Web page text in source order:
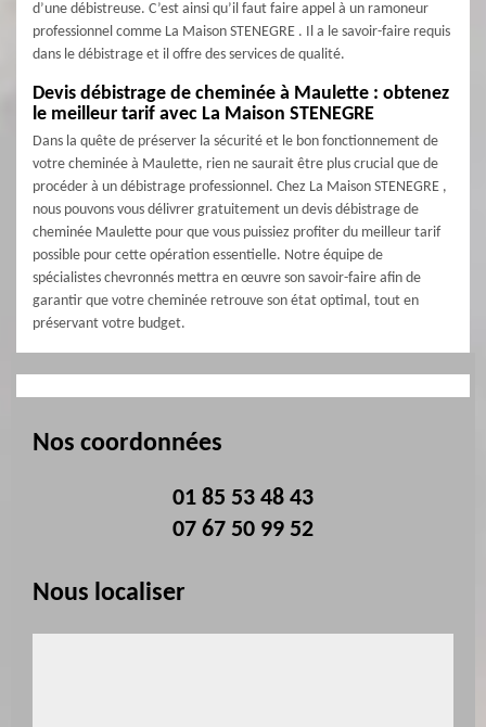
d’une débistreuse. C’est ainsi qu’il faut faire appel à un ramoneur
professionnel comme La Maison STENEGRE . Il a le savoir-faire requis
dans le débistrage et il offre des services de qualité.
Devis débistrage de cheminée à Maulette : obtenez
le meilleur tarif avec La Maison STENEGRE
Dans la quête de préserver la sécurité et le bon fonctionnement de
votre cheminée à Maulette, rien ne saurait être plus crucial que de
procéder à un débistrage professionnel. Chez La Maison STENEGRE ,
nous pouvons vous délivrer gratuitement un devis débistrage de
cheminée Maulette pour que vous puissiez profiter du meilleur tarif
possible pour cette opération essentielle. Notre équipe de
spécialistes chevronnés mettra en œuvre son savoir-faire afin de
garantir que votre cheminée retrouve son état optimal, tout en
préservant votre budget.
Nos coordonnées
01 85 53 48 43
07 67 50 99 52
Nous localiser